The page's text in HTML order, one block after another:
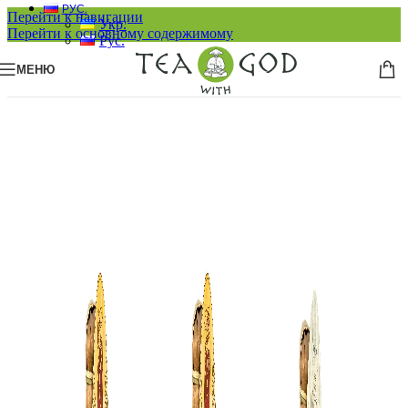
Перейти к навигации
Перейти к основному содержимому
РУС.
Укр.
Рус.
МЕНЮ